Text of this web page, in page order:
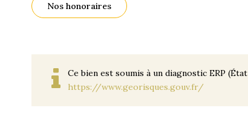
Nos honoraires
Ce bien est soumis à un diagnostic ERP
https://www.georisques.gouv.fr/